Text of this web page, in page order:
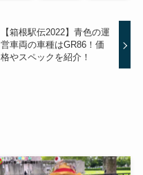
【箱根駅伝2022】青色の運
営車両の車種はGR86！価
格やスペックを紹介！